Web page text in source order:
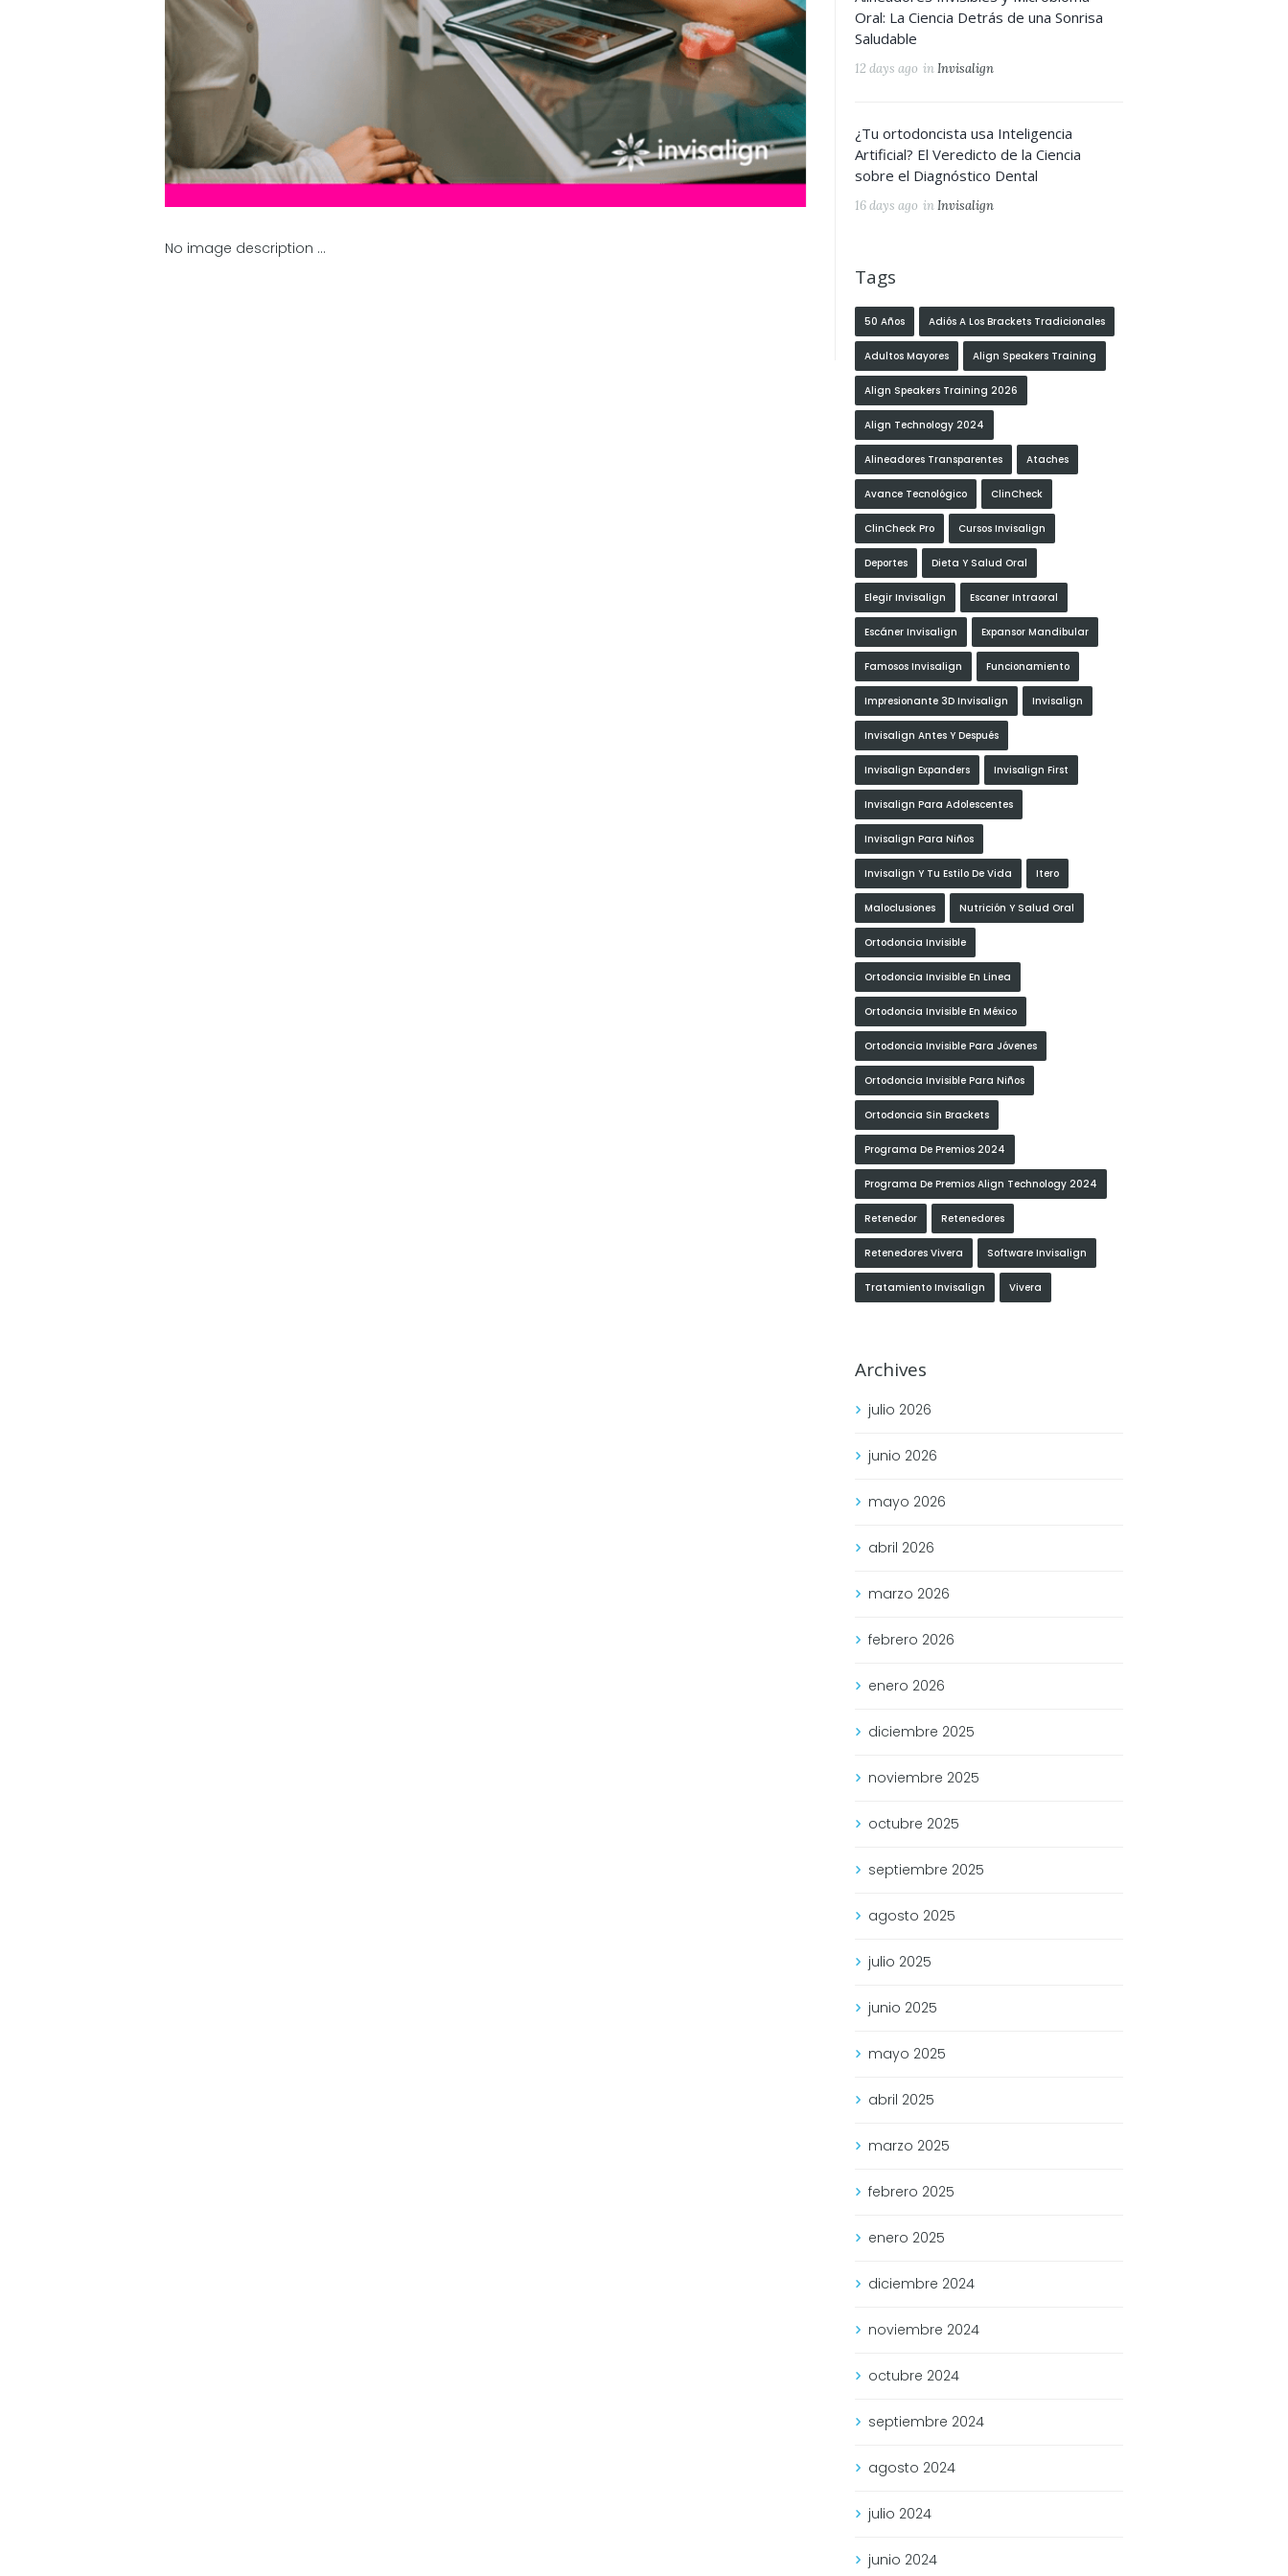
No image description ...
Oral: La Ciencia Detrás de una Sonrisa
Saludable
12 days ago inInvisalign
¿Tu ortodoncista usa Inteligencia
Artificial? El Veredicto de la Ciencia
sobre el Diagnóstico Dental
16 days ago inInvisalign
Tags
50 Años Adiós A Los Brackets Tradicionales
Adultos Mayores Align Speakers Training
Align Speakers Training 2026
Align Technology 2024
Alineadores Transparentes Ataches
Avance Tecnológico ClinCheck
ClinCheck Pro Cursos Invisalign
Deportes Dieta Y Salud Oral
Elegir Invisalign Escaner Intraoral
Escáner Invisalign Expansor Mandibular
Famosos Invisalign Funcionamiento
Impresionante 3D Invisalign Invisalign
Invisalign Antes Y Después
Invisalign Expanders Invisalign First
Invisalign Para Adolescentes
Invisalign Para Niños
Invisalign Y Tu Estilo De Vida Itero
Maloclusiones Nutrición Y Salud Oral
Ortodoncia Invisible
Ortodoncia Invisible En Linea
Ortodoncia Invisible En México
Ortodoncia Invisible Para Jóvenes
Ortodoncia Invisible Para Niños
Ortodoncia Sin Brackets
Programa De Premios 2024
Programa De Premios Align Technology 2024
Retenedor Retenedores
Retenedores Vivera Software Invisalign
Tratamiento Invisalign Vivera
Archives
julio 2026
junio 2026
mayo 2026
abril 2026
marzo 2026
febrero 2026
enero 2026
diciembre 2025
noviembre 2025
octubre 2025
septiembre 2025
agosto 2025
julio 2025
junio 2025
mayo 2025
abril 2025
marzo 2025
febrero 2025
enero 2025
diciembre 2024
noviembre 2024
octubre 2024
septiembre 2024
agosto 2024
julio 2024
junio 2024